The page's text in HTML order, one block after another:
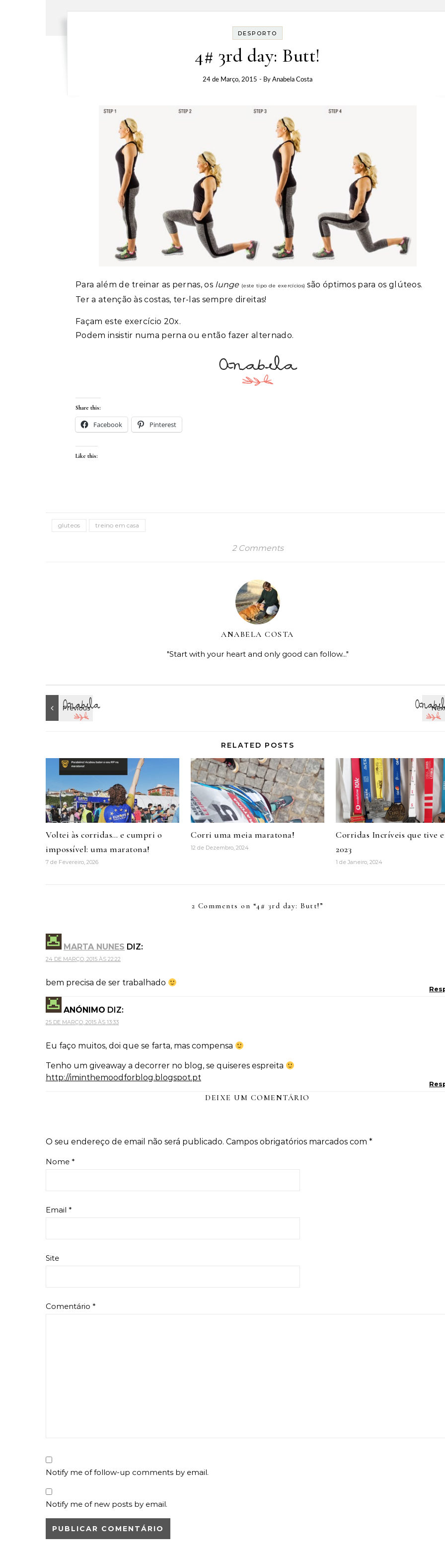
DESPORTO
4# 3rd day: Butt!
24 de Março, 2015 - By Anabela Costa
Para além de treinar as pernas, os lunge (este tipo de exercícios) são óptimos para os glúteos.
Ter a atenção às costas, ter-las sempre direitas!
Façam este exercício 20x.
Podem insistir numa perna ou então fazer alternado.
Share this:
Facebook Pinterest
Like this:
gluteos treino em casa
2 Comments
ANABELA COSTA
"Start with your heart and only good can follow..."
RELATED POSTS
Voltei às corridas… e cumpri o
impossível: uma maratona!
7 de Fevereiro, 2026
Corri uma meia maratona!
12 de Dezembro, 2024
Corridas Incríveis que tive
2023
1 de Janeiro, 2024
2 Comments on “4# 3rd day: Butt!”
MARTA NUNES DIZ:
24 DE MARÇO, 2015 ÀS 22:22
bem precisa de ser trabalhado
ANÓNIMO DIZ:
25 DE MARÇO, 2015 ÀS 13:33
Eu faço muitos, doi que se farta, mas compensa
Tenho um giveaway a decorrer no blog, se quiseres espreita
http://iminthemoodforblog.blogspot.pt
DEIXE UM COMENTÁRIO
O seu endereço de email não será publicado. Campos obrigatórios marcados com *
Nome *
Email *
Site
Comentário *
Notify me of follow-up comments by email.
Notify me of new posts by email.